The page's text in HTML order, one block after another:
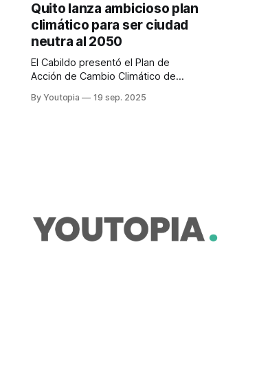
Quito lanza ambicioso plan
climático para ser ciudad
neutra al 2050
El Cabildo presentó el Plan de
Acción de Cambio Climático de
29 líneas de acción en siete
By Youtopia 19 sep. 2025